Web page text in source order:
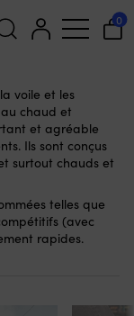
0
voile et les
chaud et
et agréable
Ils sont conçus
surtout chauds et
telles que
(avec
rapides.